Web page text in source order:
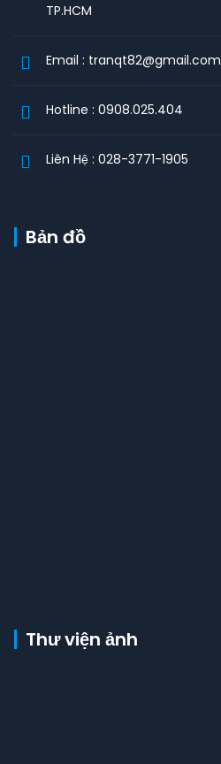
TP.HCM
Email : tranqt82@gmail.com
Hotline : 0908.025.404
Liên Hệ : 028-3771-1905
Bản đồ
Thư viện ảnh